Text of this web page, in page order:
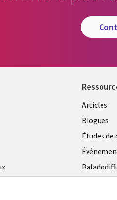
Articles
Blogues
Études de